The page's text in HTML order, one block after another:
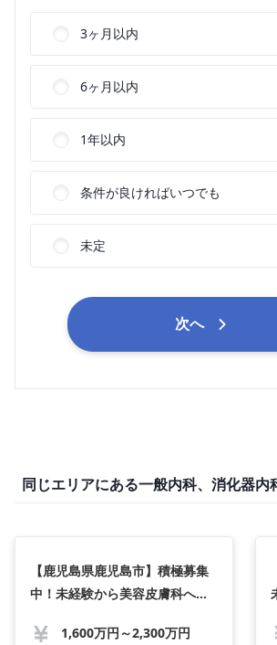
3ヶ月以内
6ヶ月以内
1年以内
条件が良ければいつでも
未定
次へ
同じエリアにある一般内科、消化器内
【鹿児島県鹿児島市】積極募集
中！未経験から美容皮膚科へ転
／年収2,000万円〜/週4日勤務
1,600万円～2,300万円